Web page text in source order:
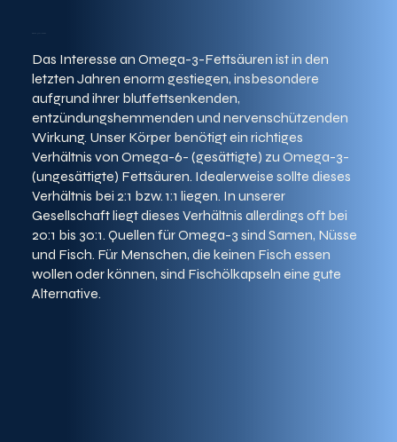
Das Interesse an Omega-3-Fettsäuren ist in den
letzten Jahren enorm gestiegen, insbesondere
aufgrund ihrer blutfettsenkenden,
entzündungshemmenden und nervenschützenden
Wirkung. Unser Körper benötigt ein richtiges
Verhältnis von Omega-6- (gesättigte) zu Omega-3-
(ungesättigte) Fettsäuren. Idealerweise sollte dieses
Verhältnis bei 2:1 bzw. 1:1 liegen. In unserer
Gesellschaft liegt dieses Verhältnis allerdings oft bei
20:1 bis 30:1. Quellen für Omega-3 sind Samen, Nüsse
und Fisch. Für Menschen, die keinen Fisch essen
wollen oder können, sind Fischölkapseln eine gute
Alternative.